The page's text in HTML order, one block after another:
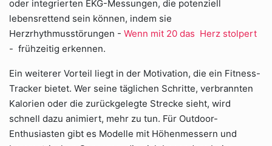
oder integrierten EKG-Messungen, die potenziell
lebensrettend sein können, indem sie
Herzrhythmusstörungen - Wenn mit 20 das Herz stolpert
- frühzeitig erkennen.
Ein weiterer Vorteil liegt in der Motivation, die ein Fitness-
Tracker bietet. Wer seine täglichen Schritte, verbrannten
Kalorien oder die zurückgelegte Strecke sieht, wird
schnell dazu animiert, mehr zu tun. Für Outdoor-
Enthusiasten gibt es Modelle mit Höhenmessern und